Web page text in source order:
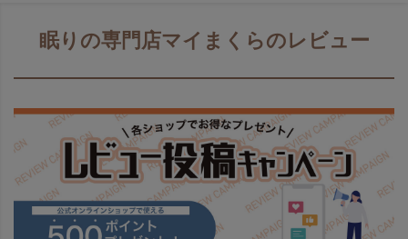
眠りの専門店マイまくらのレビュー